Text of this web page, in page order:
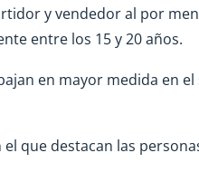
y vendedor al por
entre los 15 y 20 años.
en mayor medida en
que destacan las